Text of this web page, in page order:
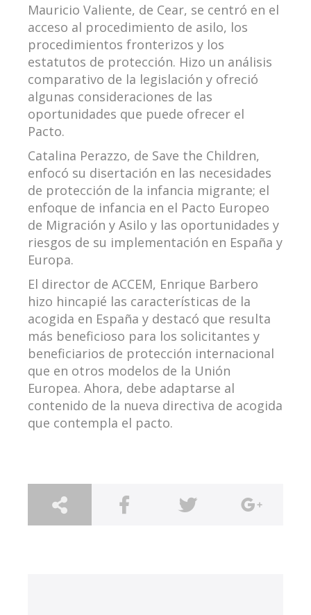
Mauricio Valiente, de Cear, se centró en el
acceso al procedimiento de asilo, los
procedimientos fronterizos y los
estatutos de protección. Hizo un análisis
comparativo de la legislación y ofreció
algunas consideraciones de las
oportunidades que puede ofrecer el
Pacto.
Catalina Perazzo, de Save the Children,
enfocó su disertación en las necesidades
de protección de la infancia migrante; el
enfoque de infancia en el Pacto Europeo
de Migración y Asilo y las oportunidades y
riesgos de su implementación en España y
Europa.
El director de ACCEM, Enrique Barbero
hizo hincapié las características de la
acogida en España y destacó que resulta
más beneficioso para los solicitantes y
beneficiarios de protección internacional
que en otros modelos de la Unión
Europea. Ahora, debe adaptarse al
contenido de la nueva directiva de acogida
que contempla el pacto.